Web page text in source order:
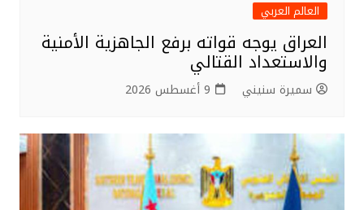
العالم العربي
العراق يوجه قواته برفع الجاهزية الأمنية
والاستعداد القتالي
سميرة سنيني 9 أغسطس 2026